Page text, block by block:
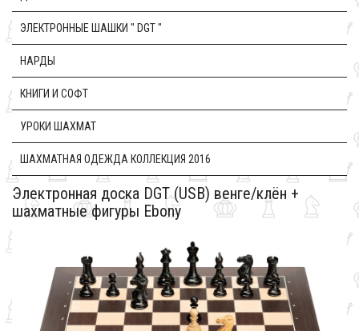
ЭЛЕКТРОННЫЕ ШАШКИ " DGT "
НАРДЫ
КНИГИ И СОФТ
УРОКИ ШАХМАТ
ШАХМАТНАЯ ОДЕЖДА КОЛЛЕКЦИЯ 2016
Электронная доска DGT (USB) венге/клён +
шахматные фигуры Ebony